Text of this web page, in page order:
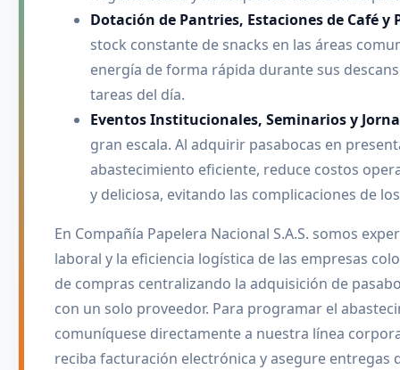
Dotación de Pantries, Estaciones de Café y
stock constante de snacks en las áreas
energía de forma rápida durante sus
tareas del día.
Eventos Institucionales, Seminarios y
gran escala. Al adquirir pasabocas en
abastecimiento eficiente, reduce costos
y deliciosa, evitando las complicaciones de
En Compañía Papelera Nacional S.A.S. somos
laboral y la eficiencia logística de las empresas
de compras centralizando la adquisición de
con un solo proveedor. Para programar el
comuníquese directamente a nuestra línea
reciba facturación electrónica y asegure entregas